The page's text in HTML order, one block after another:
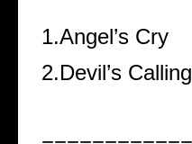
1.Angel’s Cry
2.Devil’s Calling